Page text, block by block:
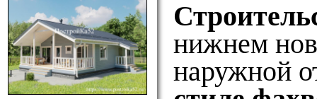
нижнем
наружной